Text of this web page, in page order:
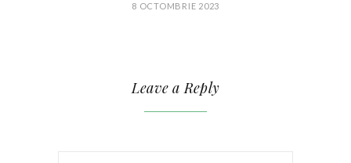
8 OCTOMBRIE 2023
Leave a Reply